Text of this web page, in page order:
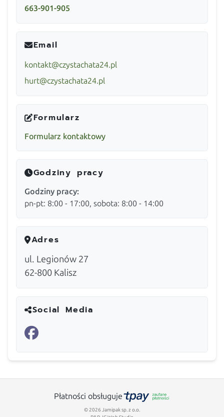
663-901-905
Email
kontakt@czystachata24.pl
hurt@czystachata24.pl
Formularz
Formularz kontaktowy
Godziny pracy
Godziny pracy:
pn-pt: 8:00 - 17:00, sobota: 8:00 - 14:00
Adres
ul. Legionów 27
62-800 Kalisz
Social Media
Płatności obsługuje
© 2026 Jamipak sp. z o.o.